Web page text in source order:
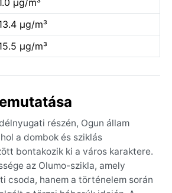
µg/m³
µg/m³
részén, Ogun állam
a dombok és sziklás
bontakozik ki a város karaktere.
az Olumo-szikla, amely
csoda, hanem a történelem során